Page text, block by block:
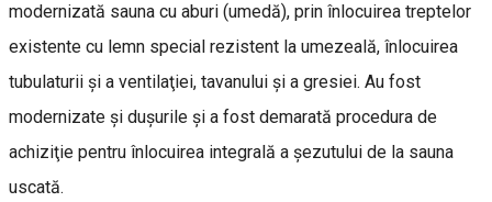
modernizată sauna cu aburi (umedă), prin înlocuirea treptelor
existente cu lemn special rezistent la umezeală, înlocuirea
tubulaturii şi a ventilaţiei, tavanului şi a gresiei. Au fost
modernizate şi duşurile şi a fost demarată procedura de
achiziţie pentru înlocuirea integrală a şezutului de la sauna
uscată.